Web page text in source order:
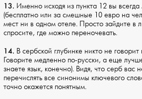
13. Именно исходя из пункта 12 вы
(бесплатно или за смешные 10 евро на
мест ни в одном отеле. Просто зайдите в
спросите, где можно переночевать.
14. В сербской глубинке никто не
Говорите медленно по-русски, а еще
знаете язык, конечно). Видя, что серб вас
перечислять все синонимы ключевого
точно окажется понятным.